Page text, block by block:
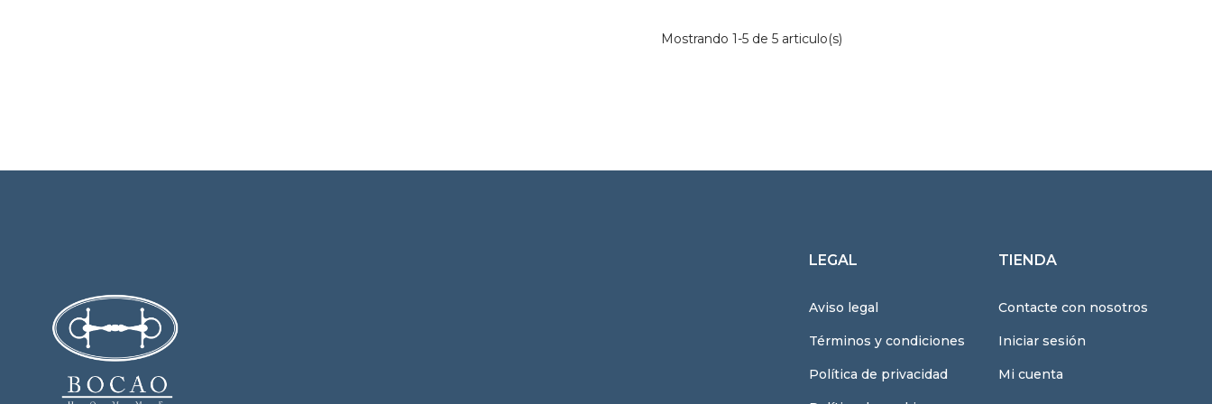
Mostrando 1-5 de 5 articulo(s)
LEGAL
Aviso legal
Términos y condiciones
Política de privacidad
TIENDA
Contacte con nosotros
Iniciar sesión
Mi cuenta